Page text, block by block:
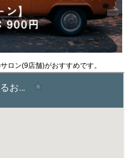
ロン(9店舗)がおすすめです。